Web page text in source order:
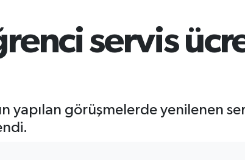
servis
yapılan görüşmelerde yenilenen